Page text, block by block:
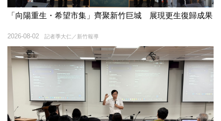
「向陽重生・希望市集」齊聚新竹巨城 展現更生復歸成果
記者季大仁／新竹報導
2026-08-02